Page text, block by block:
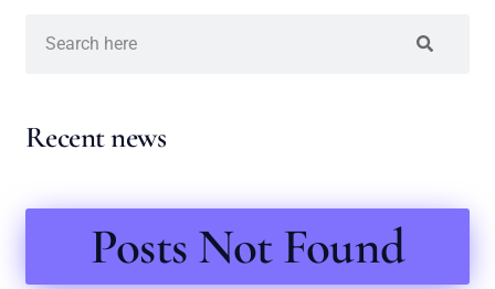
Recent news
Posts Not Found